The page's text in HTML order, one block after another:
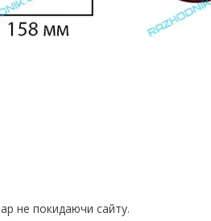
не покидаючи сайту.